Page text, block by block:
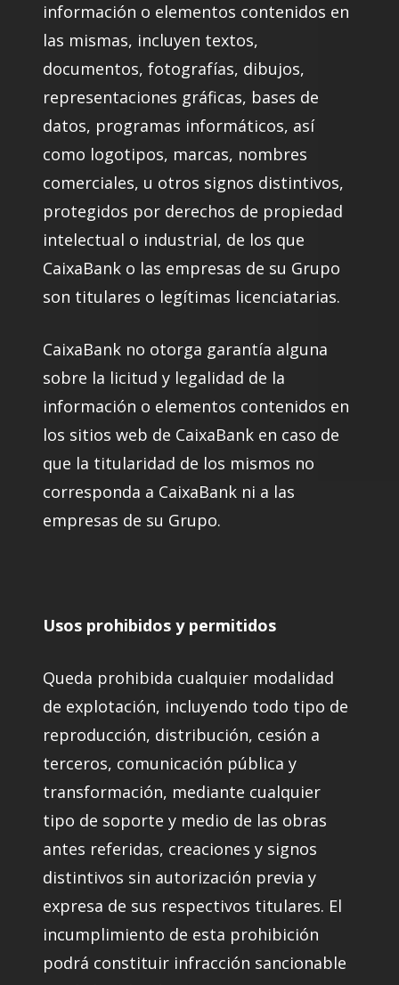
información o elementos contenidos en
las mismas, incluyen textos,
documentos, fotografías, dibujos,
representaciones gráficas, bases de
datos, programas informáticos, así
como logotipos, marcas, nombres
comerciales, u otros signos distintivos,
protegidos por derechos de propiedad
intelectual o industrial, de los que
CaixaBank o las empresas de su Grupo
son titulares o legítimas licenciatarias.
CaixaBank no otorga garantía alguna
sobre la licitud y legalidad de la
información o elementos contenidos en
los sitios web de CaixaBank en caso de
que la titularidad de los mismos no
corresponda a CaixaBank ni a las
empresas de su Grupo.
Usos prohibidos y permitidos
Queda prohibida cualquier modalidad
de explotación, incluyendo todo tipo de
reproducción, distribución, cesión a
terceros, comunicación pública y
transformación, mediante cualquier
tipo de soporte y medio de las obras
antes referidas, creaciones y signos
distintivos sin autorización previa y
expresa de sus respectivos titulares. El
incumplimiento de esta prohibición
podrá constituir infracción sancionable